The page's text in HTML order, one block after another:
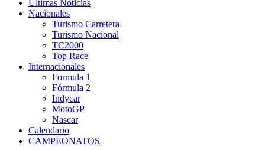
Últimas Noticias
Nacionales
Turismo Carretera
Turismo Nacional
TC2000
Top Race
Internacionales
Formula 1
Fórmula 2
Indycar
MotoGP
Nascar
Calendario
CAMPEONATOS